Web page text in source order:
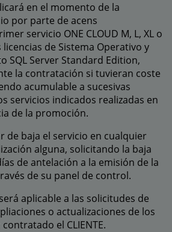
en el momento de la
por parte de acens
servicio ONE CLOUD M, L, XL o
licencias de Sistema Operativo y
SQL Server Standard Edition,
la contratación si tuvieran coste
acumulable a sucesivas
servicios indicados realizadas en
de la promoción.
de baja el servicio en cualquier
alguna, solicitando la baja
de antelación a la emisión de la
de su panel de control.
aplicable a las solicitudes de
o actualizaciones de los
el CLIENTE.